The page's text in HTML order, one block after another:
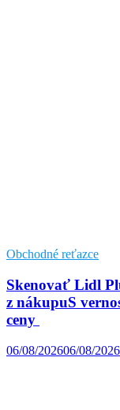
Obchodné reťazce
Skenovať Lidl
z nákupuS
ceny
06/08/202606/08/2026